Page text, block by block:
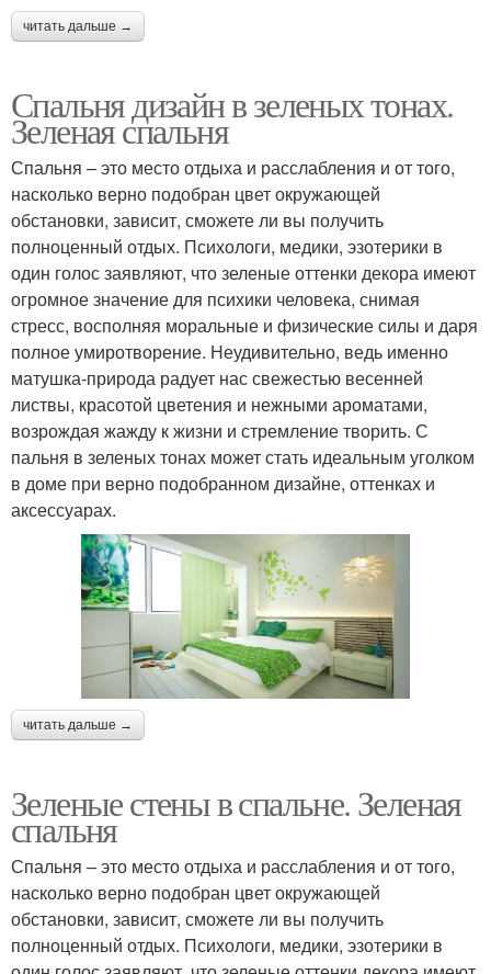
читать дальше →
Спальня дизайн в зеленых тонах.
Зеленая спальня
Спальня – это место отдыха и расслабления и от того,
насколько верно подобран цвет окружающей
обстановки, зависит, сможете ли вы получить
полноценный отдых. Психологи, медики, эзотерики в
один голос заявляют, что зеленые оттенки декора имеют
огромное значение для психики человека, снимая
стресс, восполняя моральные и физические силы и даря
полное умиротворение. Неудивительно, ведь именно
матушка-природа радует нас свежестью весенней
листвы, красотой цветения и нежными ароматами,
возрождая жажду к жизни и стремление творить. С
пальня в зеленых тонах может стать идеальным уголком
в доме при верно подобранном дизайне, оттенках и
аксессуарах.
читать дальше →
Зеленые стены в спальне. Зеленая
спальня
Спальня – это место отдыха и расслабления и от того,
насколько верно подобран цвет окружающей
обстановки, зависит, сможете ли вы получить
полноценный отдых. Психологи, медики, эзотерики в